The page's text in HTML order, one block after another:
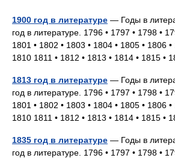
1900 год в литературе — Годы в
год в литературе. 1796 • 1797 • 1798 •
1801 • 1802 • 1803 • 1804 • 1805 • 1806
1810 1811 • 1812 • 1813 • 1814 • 1815 •
1813 год в литературе — Годы в
год в литературе. 1796 • 1797 • 1798 •
1801 • 1802 • 1803 • 1804 • 1805 • 1806
1810 1811 • 1812 • 1813 • 1814 • 1815 •
1835 год в литературе — Годы в
год в литературе. 1796 • 1797 • 1798 •